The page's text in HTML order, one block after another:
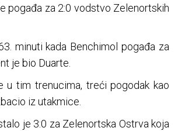
pogađa za 2:0 vodstvo Zelenortskih
minuti kada Benchimol pogađa za
je bio Duarte.
u tim trenucima, treći pogodak kao
iz utakmice.
je 3:0 za Zelenortska Ostrva koja